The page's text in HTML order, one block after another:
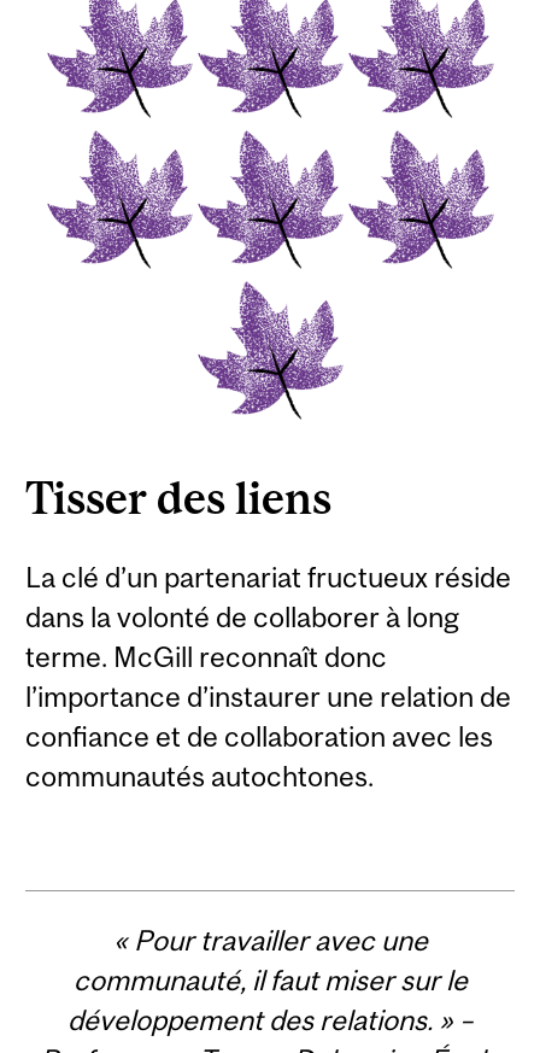
Tisser des liens
La clé d’un partenariat fructueux réside
dans la volonté de collaborer à long
terme. McGill reconnaît donc
l’importance d’instaurer une relation de
confiance et de collaboration avec les
communautés autochtones.
« Pour travailler avec une
communauté, il faut miser sur le
développement des relations. » –